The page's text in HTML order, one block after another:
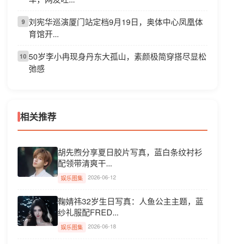
9 刘宪华巡演厦门站定档9月19日，奥体中心凤凰体
育馆开...
10 50岁李小冉现身丹东大孤山，素颜极简穿搭尽显松
弛感
相关推荐
胡先煦分享夏日胶片写真，蓝白条纹衬衫
配领带清爽干...
娱乐图集 2026-06-12
鞠婧祎32岁生日写真：人鱼公主主题，蓝
纱礼服配FRED...
娱乐图集 2026-06-18